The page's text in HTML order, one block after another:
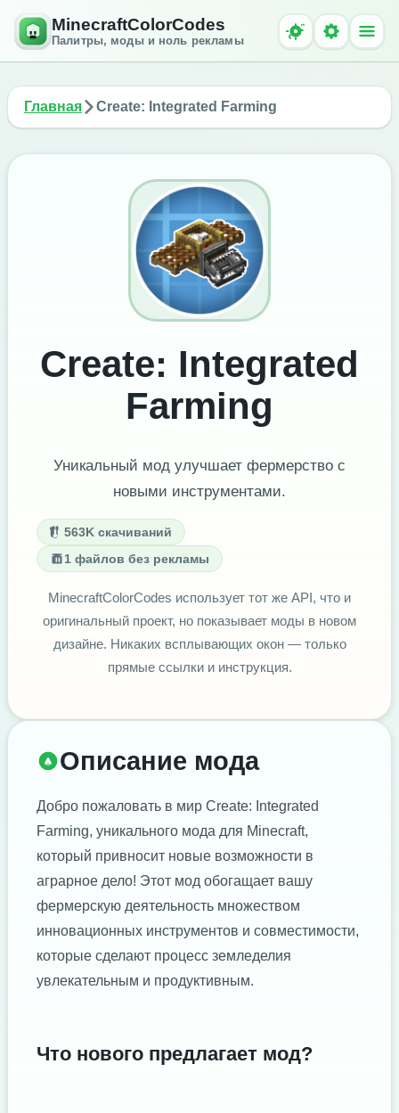
MinecraftColorCodes
Палитры, моды и ноль рекламы
Главная Create: Integrated Farming
Create: Integrated
Farming
Уникальный мод улучшает фермерство с
новыми инструментами.
563K скачиваний
1 файлов без рекламы
MinecraftColorCodes использует тот же API, что и
оригинальный проект, но показывает моды в новом
дизайне. Никаких всплывающих окон — только
прямые ссылки и инструкция.
Описание мода
Добро пожаловать в мир Create: Integrated
Farming, уникального мода для Minecraft,
который привносит новые возможности в
аграрное дело! Этот мод обогащает вашу
фермерскую деятельность множеством
инновационных инструментов и совместимости,
которые сделают процесс земледелия
увлекательным и продуктивным.
Что нового предлагает мод?